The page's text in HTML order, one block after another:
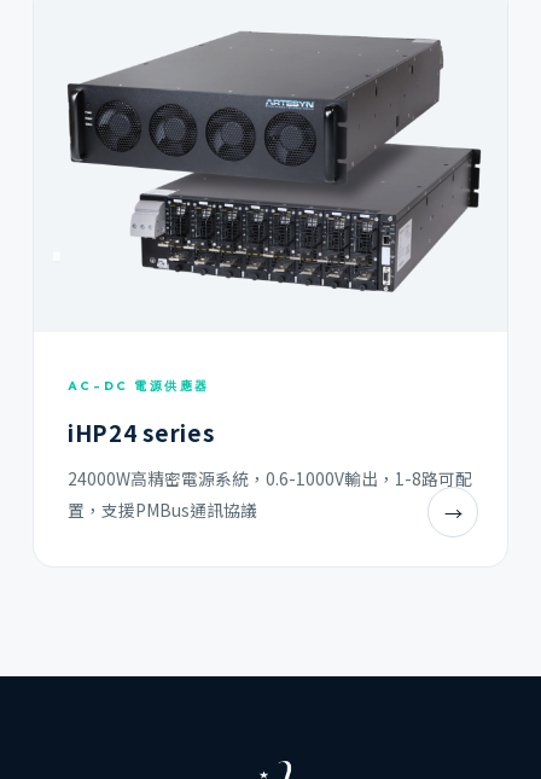
AC-DC 電源供應器
iHP24 series
24000W高精密電源系統，0.6-1000V輸出，1-8路可配
置，支援PMBus通訊協議
→